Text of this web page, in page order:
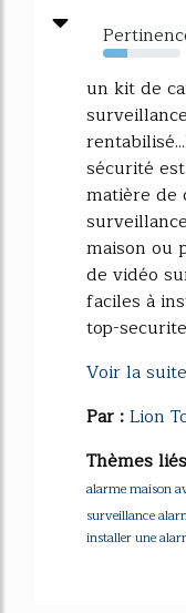
32%
un kit de
sécurité
matière de
maison ou
de vidéo
faciles à
top-
Voir la suite
Par :Lion
Thèmes
alarme maison
surveillance
installer une